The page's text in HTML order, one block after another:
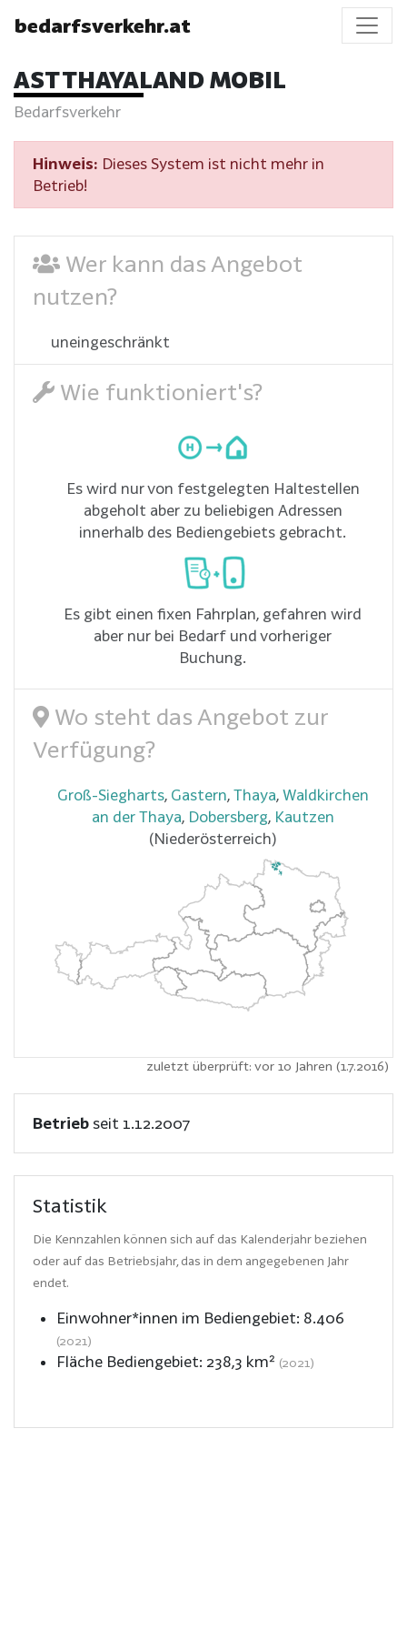
bedarfsverkehr.at
AST THAYALAND MOBIL
Bedarfsverkehr
Hinweis: Dieses System ist nicht mehr in
Betrieb!
Wer kann das Angebot
nutzen?
uneingeschränkt
Wie funktioniert's?
Es wird nur von festgelegten Haltestellen
abgeholt aber zu beliebigen Adressen
innerhalb des Bediengebiets gebracht.
Es gibt einen fixen Fahrplan, gefahren wird
aber nur bei Bedarf und vorheriger
Buchung.
Wo steht das Angebot zur
Verfügung?
Groß-Siegharts, Gastern, Thaya, Waldkirchen
an der Thaya, Dobersberg, Kautzen
(Niederösterreich)
zuletzt überprüft: vor 10 Jahren (1.7.2016)
Betrieb seit 1.12.2007
Statistik
Die Kennzahlen können sich auf das Kalenderjahr beziehen
oder auf das Betriebsjahr, das in dem angegebenen Jahr
endet.
Einwohner*innen im Bediengebiet: 8.406
(2021)
Fläche Bediengebiet: 238,3 km² (2021)